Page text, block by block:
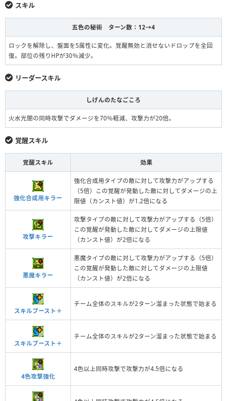
スキル
五色の秘術 ターン数：12→4
ロックを解除し、盤面を5属性に変化。覚醒無効と消せないドロップを全回
復。部位の残りHPが30％減少。
リーダースキル
しげんのたなごころ
火水光闇の同時攻撃でダメージを70％軽減、攻撃力が20倍。
覚醒スキル
覚醒スキル 効果
強化合成用キラー
強化合成用タイプの敵に対して攻撃力がアップする
（5倍）この覚醒が発動した敵に対してダメージの上
限値（カンスト値）が1.2倍になる
攻撃キラー
攻撃タイプの敵に対して攻撃力がアップする（5倍）
この覚醒が発動した敵に対してダメージの上限値
（カンスト値）が2倍になる
悪魔キラー
悪魔タイプの敵に対して攻撃力がアップする（5倍）
この覚醒が発動した敵に対してダメージの上限値
（カンスト値）が2倍になる
スキルブースト＋
チーム全体のスキルが2ターン溜まった状態で始まる
スキルブースト＋
チーム全体のスキルが2ターン溜まった状態で始まる
4色攻撃強化
4色以上同時攻撃で攻撃力が4.5倍になる